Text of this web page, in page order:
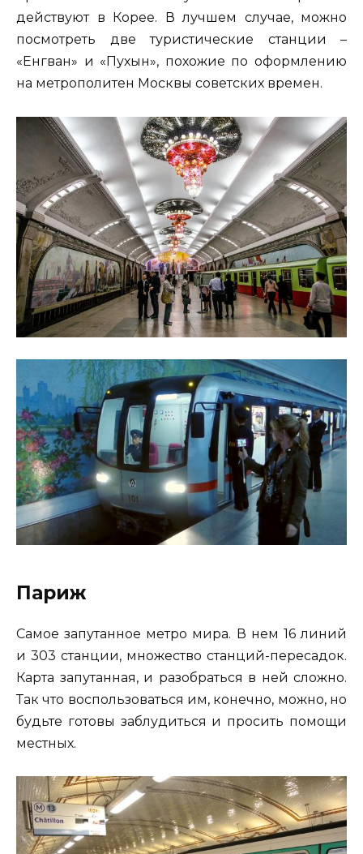
действуют в Корее. В лучшем случае, можно
посмотреть две туристические станции –
«Енгван» и «Пухын», похожие по оформлению
на метрополитен Москвы советских времен.
Париж
Самое запутанное метро мира. В нем 16 линий
и 303 станции, множество станций-пересадок.
Карта запутанная, и разобраться в ней сложно.
Так что воспользоваться им, конечно, можно, но
будьте готовы заблудиться и просить помощи
местных.